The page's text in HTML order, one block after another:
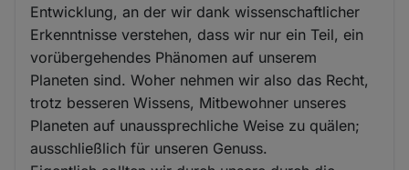
Entwicklung, an der wir dank wissenschaftlicher
Erkenntnisse verstehen, dass wir nur ein Teil, ein
vorübergehendes Phänomen auf unserem
Planeten sind. Woher nehmen wir also das Recht,
trotz besseren Wissens, Mitbewohner unseres
Planeten auf unaussprechliche Weise zu quälen;
ausschließlich für unseren Genuss.